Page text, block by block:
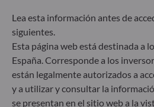
corporativo) en su proceso de
de inversión. Artículo 9: El
persigue un objetivo de
sostenible que contribuye de
los desafíos de la transición
riesgos de sostenibilidad
calificaciones proporcionadas
Lea esta información antes de
siguientes.
Esta página web está destinada a
España. Corresponde a los
están legalmente autorizados a
y a utilizar y consultar la
se presentan en el sitio web a la